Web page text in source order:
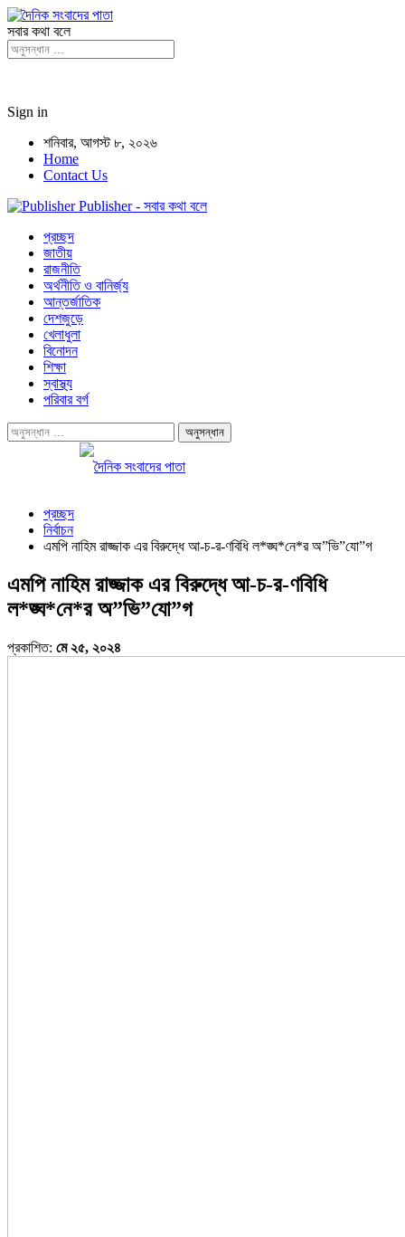
সবার কথা বলে
Sign in
শনিবার, আগস্ট ৮, ২০২৬
Home
Contact Us
Publisher - সবার কথা বলে
প্রচ্ছদ
জাতীয়
রাজনীতি
অর্থনীতি ও বানির্জ্য
আন্তর্জাতিক
দেশজুড়ে
খেলাধুলা
বিনোদন
শিক্ষা
স্বাস্থ্য
পরিবার বর্গ
প্রচ্ছদ
নির্বাচন
এমপি নাহিম রাজ্জাক এর বিরুদ্ধে আ-চ-র-ণবিধি ল*ঙ্ঘ*নে*র অ”ভি”যো”গ
এমপি নাহিম রাজ্জাক এর বিরুদ্ধে আ-চ-র-ণবিধি
ল*ঙ্ঘ*নে*র অ”ভি”যো”গ
প্রকাশিত: মে ২৫, ২০২৪